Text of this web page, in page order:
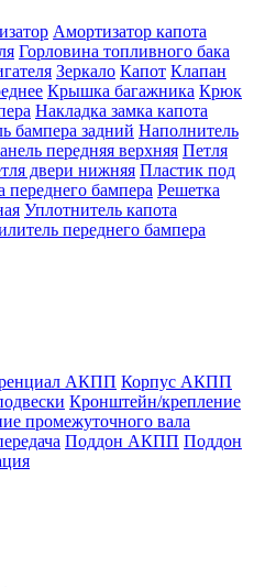
Амортизатор капота
Горловина топливного бака
Зеркало Капот Клапан
Крышка багажника Крюк
Накладка замка капота
бампера задний Наполнитель
передняя верхняя Петля
двери нижняя Пластик под
переднего бампера Решетка
Уплотнитель капота
переднего бампера
АКПП Корпус АКПП
Кронштейн/крепление
промежуточного вала
Поддон АКПП Поддон